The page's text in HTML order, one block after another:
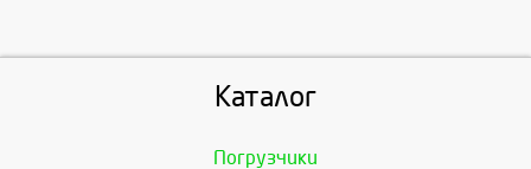
Каталог
Погрузчики